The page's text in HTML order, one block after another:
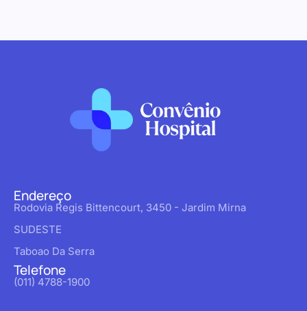
Endereço
Rodovia Regis Bittencourt, 3450 - Jardim Mirna
SUDESTE
Taboao Da Serra
Telefone
(011) 4788-1900